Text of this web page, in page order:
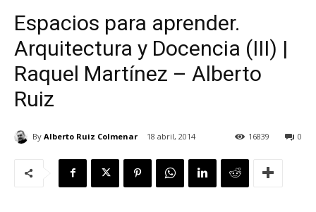
Espacios para aprender.
Arquitectura y Docencia (III) |
Raquel Martínez – Alberto
Ruiz
By Alberto Ruiz Colmenar 18 abril, 2014 0
16839